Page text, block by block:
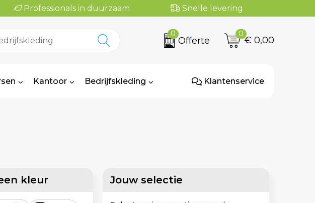
Professionals in duurzaam Snelle levering
0
Offerte
0
€ 0,00
Kantoor Bedrijfskleding Klantenservice
kleur Jouw selectie